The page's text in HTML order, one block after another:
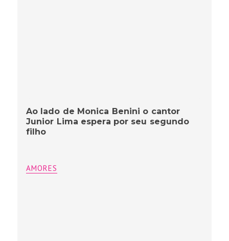
Ao lado de Monica Benini o cantor
Junior Lima espera por seu segundo
filho
AMORES